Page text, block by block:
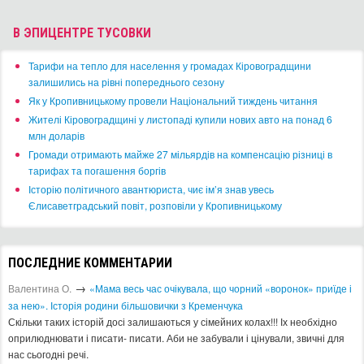
В ЭПИЦЕНТРЕ ТУСОВКИ
​Тарифи на тепло для населення у громадах Кіровоградщини
залишились на рівні попереднього сезону
​Як у Кропивницькому провели Національний тиждень читання
​Жителі Кіровоградщині у листопаді купили нових авто на понад 6
млн доларів
​Громади отримають майже 27 мільярдів на компенсацію різниці в
тарифах та погашення боргів
Історію політичного авантюриста, чиє ім’я знав увесь
Єлисаветградський повіт, розповіли у Кропивницькому
ПОСЛЕДНИЕ КОММЕНТАРИИ
Валентина О. → «Мама весь час очікувала, що чорний «воронок» приїде і
за нею». Історія родини більшовички з Кременчука
Скільки таких історій досі залишаються у сімейних колах!!! Іх необхідно
оприлюднювати і писати- писати. Аби не забували і цінували, звичні для
нас сьогодні речі.